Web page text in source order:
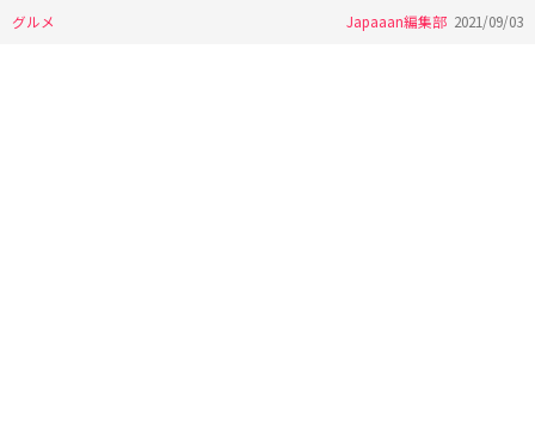
グルメ Japaaan編集部 2021/09/03